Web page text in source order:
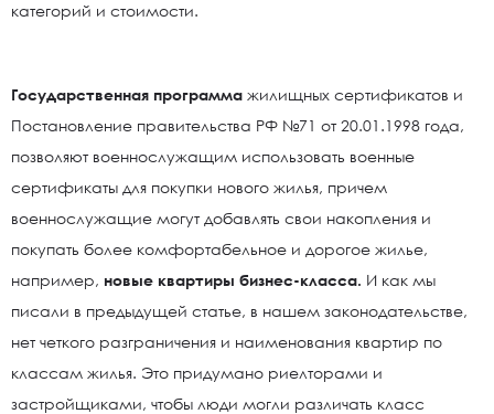
категорий и стоимости.
Государственная программа жилищных сертификатов и
Постановление правительства РФ №71 от 20.01.1998 года,
позволяют военнослужащим использовать военные
сертификаты для покупки нового жилья, причем
военнослужащие могут добавлять свои накопления и
покупать более комфортабельное и дорогое жилье,
например, новые квартиры бизнес-класса. И как мы
писали в предыдущей статье, в нашем законодательстве,
нет четкого разграничения и наименования квартир по
классам жилья. Это придумано риелторами и
застройщиками, чтобы люди могли различать класс